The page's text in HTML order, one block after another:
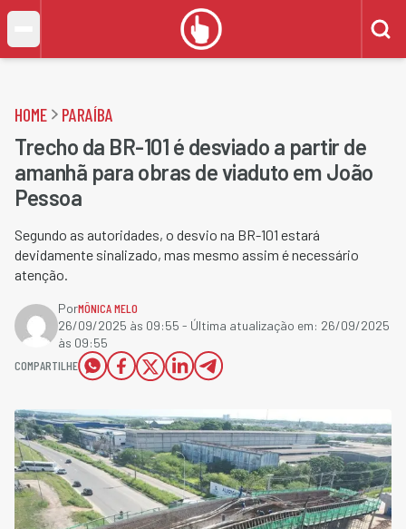
HOME PARAÍBA
Trecho da BR-101 é desviado a partir de
amanhã para obras de viaduto em João
Pessoa
Segundo as autoridades, o desvio na BR-101 estará
devidamente sinalizado, mas mesmo assim é necessário
atenção.
PorMÔNICA MELO
26/09/2025 às 09:55 - Última atualização em: 26/09/2025
às 09:55
COMPARTILHE